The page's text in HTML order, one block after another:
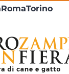
RomaTorino